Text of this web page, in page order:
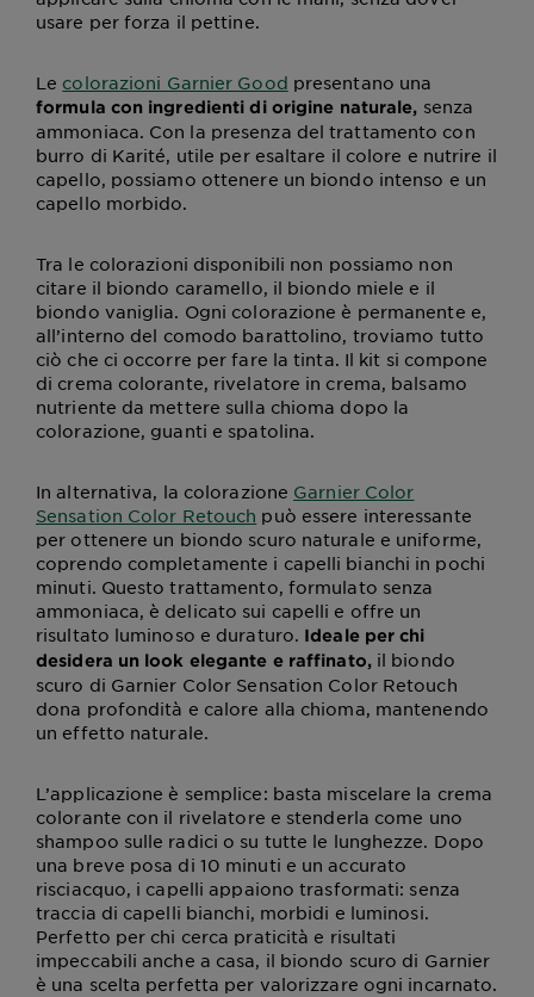
usare per forza il pettine.
Le colorazioni Garnier Good presentano una
formula con ingredienti di origine naturale, senza
ammoniaca. Con la presenza del trattamento con
burro di Karité, utile per esaltare il colore e nutrire il
capello, possiamo ottenere un biondo intenso e un
capello morbido.
Tra le colorazioni disponibili non possiamo non
citare il biondo caramello, il biondo miele e il
biondo vaniglia. Ogni colorazione è permanente e,
all’interno del comodo barattolino, troviamo tutto
ciò che ci occorre per fare la tinta. Il kit si compone
di crema colorante, rivelatore in crema, balsamo
nutriente da mettere sulla chioma dopo la
colorazione, guanti e spatolina.
In alternativa, la colorazione Garnier Color
Sensation Color Retouch può essere interessante
per ottenere un biondo scuro naturale e uniforme,
coprendo completamente i capelli bianchi in pochi
minuti. Questo trattamento, formulato senza
ammoniaca, è delicato sui capelli e offre un
risultato luminoso e duraturo. Ideale per chi
desidera un look elegante e raffinato,il biondo
scuro di Garnier Color Sensation Color Retouch
dona profondità e calore alla chioma, mantenendo
un effetto naturale.
L’applicazione è semplice: basta miscelare la crema
colorante con il rivelatore e stenderla come uno
shampoo sulle radici o su tutte le lunghezze. Dopo
una breve posa di 10 minuti e un accurato
risciacquo, i capelli appaiono trasformati: senza
traccia di capelli bianchi, morbidi e luminosi.
Perfetto per chi cerca praticità e risultati
impeccabili anche a casa, il biondo scuro di Garnier
è una scelta perfetta per valorizzare ogni incarnato.